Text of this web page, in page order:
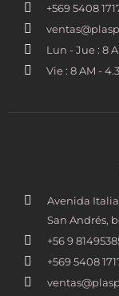
+569 5408
Lun - Jue : 8
Vie : 8 AM -
Avenida
San Andrés,
+56 9
+569 5408